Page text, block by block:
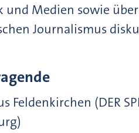
und Medien sowie
Journalismus
Feldenkirchen (DER